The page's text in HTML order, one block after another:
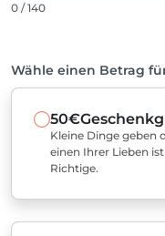
0 / 140
Wähle einen Betrag
50€
Kleine Dinge geben
einen Ihrer Lieben
Richtige.